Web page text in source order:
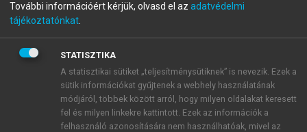
A regisztráció után apróbaidőszakautomatikusan
BELÉPÉS SAJÁT FIÓKKAL
ÚJ FIÓK LÉTREHOZÁSA
1 óra díjmentes hozzáférés
További információért kérjük, olvasd el az adatvédelmi
tájékoztatónkat
STATISZTIKA
A statisztikai sütiket „teljesítménysütiknek” is nevezik. Ezek a
sütik információkat gyűjtenek a webhely használatának
módjáról, többek között arról, hogy milyen oldalakat keresett
fel és milyen linkekre kattintott. Ezek az információk a
felhasználó azonosítására nem használhatóak, mivel az